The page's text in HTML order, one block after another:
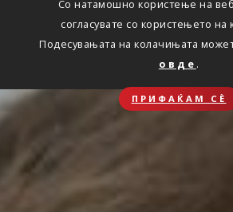
Со натамошно користење на веб
согласувате со користењето на
Подесувањата на колачињата
овде .
ПРИФАЌАМ СЀ